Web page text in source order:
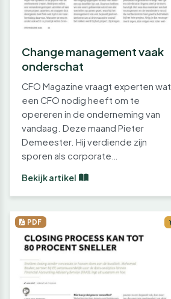
Change management vaak
onderschat
CFO Magazine vraagt experten wat
een CFO nodig heeft om te
opereren in de onderneming van
vandaag. Deze maand Pieter
Demeester. Hij verdiende zijn
sporen als corporate…
Bekijk artikel
PDF